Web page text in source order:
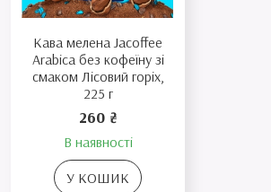
Кава мелена Jacoffee
Arabica без кофеїну зі
смаком Лісовий горіх,
225 г
260 ₴
В наявності
У КОШИК